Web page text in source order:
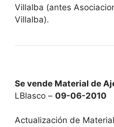
Villalba (antes
Villalba).
Se vende Material de
LBlasco – 09-06-2010
Actualización de